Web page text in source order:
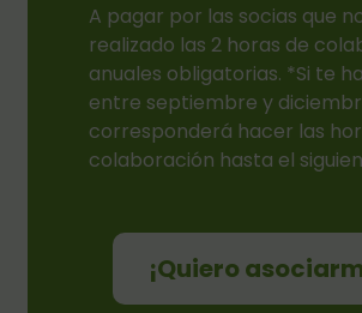
A pagar por las socias que
realizado las 2 horas de
anuales obligatorias. *Si te
entre septiembre y
corresponderá hacer las
colaboración hasta el
¡Quiero